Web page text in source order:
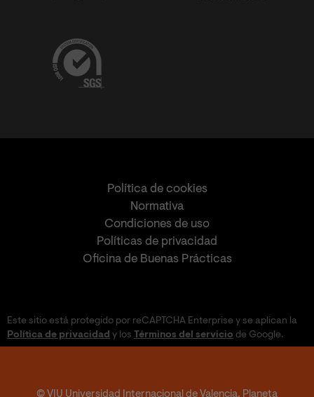
Política de cookies
Normativa
Condiciones de uso
Políticas de privacidad
Oficina de Buenas Prácticas
Este sitio está protegido por reCAPTCHA Enterprise y se aplican la
Política de privacidad y los Términos del servicio de Google.
© VIU Universidad Internacional de Valencia. Planeta